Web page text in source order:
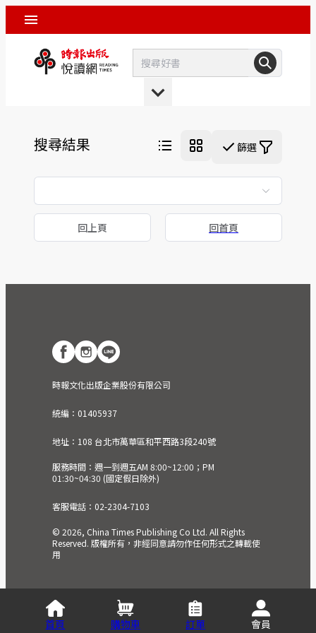
搜尋結果 篩選
回上頁 回首頁
時報文化出版企業股份有限公司
統編：01405937
地址：108 台北市萬華區和平西路3段240號
服務時間：週一到週五AM 8:00~12:00；PM
01:30~04:30 (國定假日除外)
客服電話：02-2304-7103
© 2026, China Times Publishing Co Ltd. All Rights
Reserved. 版權所有，非經同意請勿作任何形式之轉載使
用
首頁 購物車 訂單 會員